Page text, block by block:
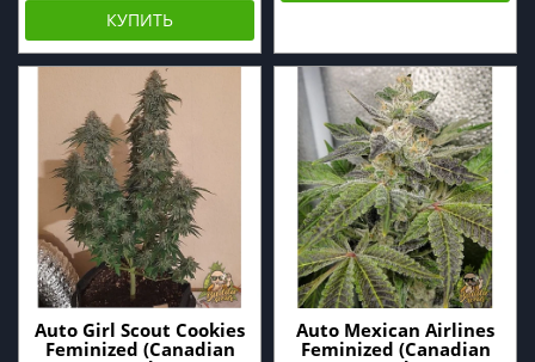
КУПИТЬ
Auto Girl Scout Cookies
Feminized (Canadian
Auto Mexican Airlines
Feminized (Canadian